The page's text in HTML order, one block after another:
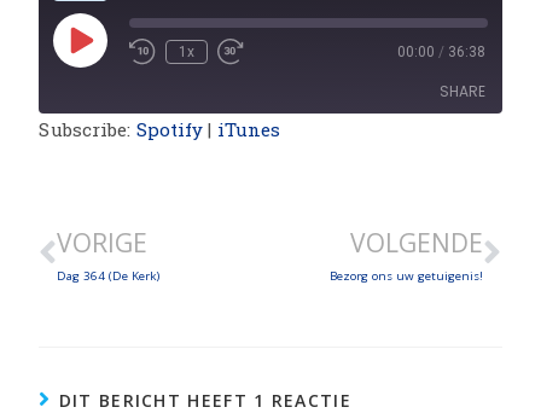
1x 00:00 / 36:38
SHARE
Subscribe: Spotify | iTunes
VORIGE
Dag 364 (De Kerk)
VOLGENDE
Bezorg ons uw getuigenis!
DIT BERICHT HEEFT 1 REACTIE